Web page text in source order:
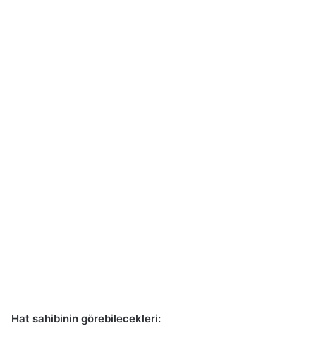
Hat sahibinin görebilecekleri: